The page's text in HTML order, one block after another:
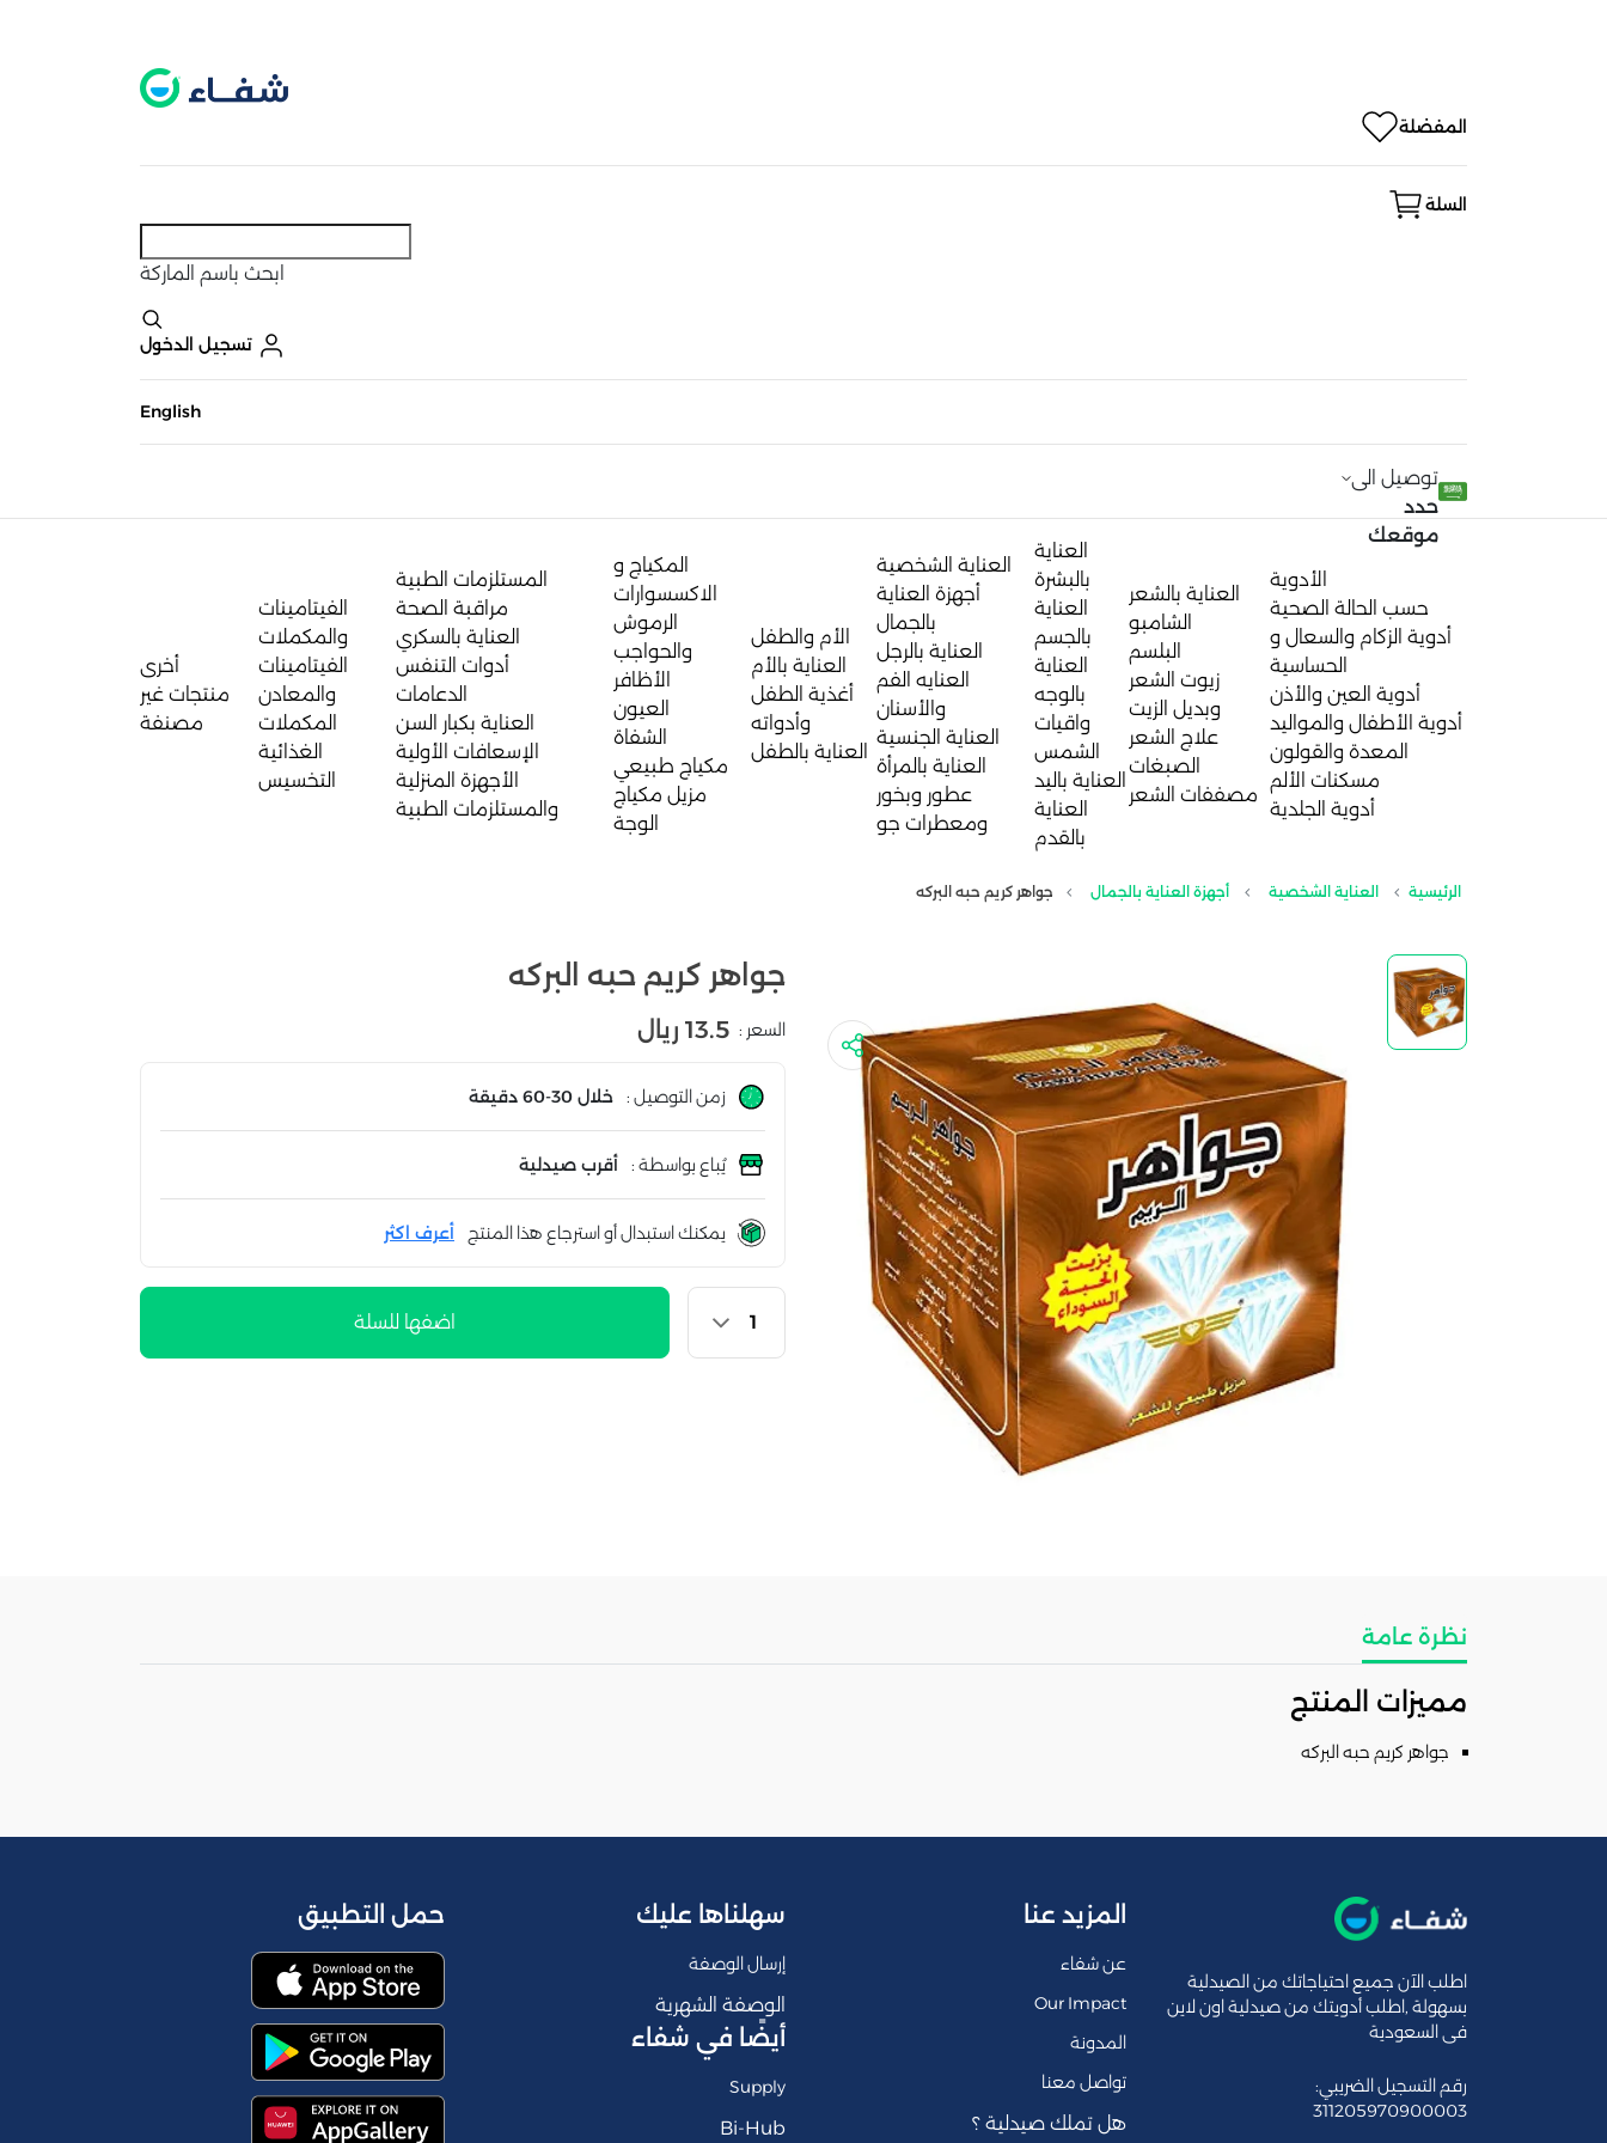
المفضلة
السلة
ابحث باسم الماركة
تسجيل الدخول
English
توصيل الى
حدد
موقعك
الأدوية
حسب الحالة الصحية
أدوية الزكام والسعال و
الحساسية
أدوية العين والأذن
أدوية الأطفال والمواليد
المعدة والقولون
مسكنات الألم
أدوية الجلدية
العناية بالشعر
الشامبو
البلسم
زيوت الشعر
وبديل الزيت
علاج الشعر
الصبغات
مصففات الشعر
العناية
بالبشرة
العناية
بالجسم
العناية
بالوجه
واقيات
الشمس
العناية باليد
العناية
بالقدم
العناية الشخصية
أجهزة العناية
بالجمال
العناية بالرجل
العنايه الفم
والأسنان
العناية الجنسية
العناية بالمرأة
عطور وبخور
ومعطرات جو
الأم والطفل
العناية بالأم
أغذية الطفل
وأدواته
العناية بالطفل
المكياج و
الاكسسوارات
الرموش
والحواجب
الأظافر
العيون
الشفاة
مكياج طبيعي
مزيل مكياج
الوجة
المستلزمات الطبية
مراقبة الصحة
العناية بالسكري
أدوات التنفس
الدعامات
العناية بكبار السن
الإسعافات الأولية
الأجهزة المنزلية
والمستلزمات الطبية
الفيتامينات
والمكملات
الفيتامينات
والمعادن
المكملات
الغذائية
التخسيس
أخرى
منتجات غير
مصنفة
الرئيسية العناية الشخصية أجهزة العناية بالجمال جواهر كريم حبه البركه
جواهر كريم حبه البركه
السعر : 13.5 ريال
زمن التوصيل : خلال 30-60 دقيقة
يُباع بواسطة : أقرب صيدلية
يمكنك استبدال أو استرجاع هذا المنتج أعرف اكثر
اضفها للسلة
نظرة عامة
مميزات المنتج
جواهر كريم حبه البركه
اطلب الآن جميع احتياجاتك من الصيدلية
بسهولة ,اطلب أدويتك من صيدلية اون لاين
فى السعودية
رقم التسجيل الضريبي:
311205970900003
المزيد عنا
عن شفاء
Our Impact
المدونة
تواصل معنا
هل تملك صيدلية ؟
سهلناها عليك
إرسال الوصفة
الوصفة الشهرية
أيضًا في شفاء
Supply
Bi-Hub
حمل التطبيق